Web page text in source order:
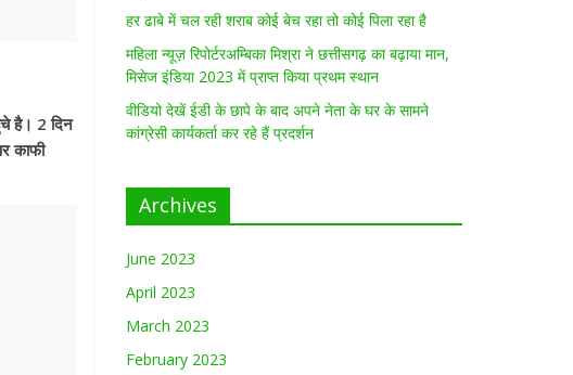
है। 2 दिन
काफी
हर ढाबे में चल रही शराब कोई बेच रहा तो कोई पिला रहा है
महिला न्यूज़ रिपोर्टरअम्बिका मिश्रा ने छत्तीसगढ़ का बढ़ाया मान,
मिसेज इंडिया 2023 में प्राप्त किया प्रथम स्थान
वीडियो देखें ईडी के छापे के बाद अपने नेता के घर के सामने
कांग्रेसी कार्यकर्ता कर रहे हैं प्रदर्शन
Archives
June 2023
April 2023
March 2023
February 2023